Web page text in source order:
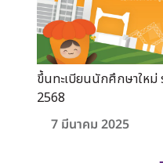
ขึ้นทะเบียนนักศึกษาให
2568
7 มีนาคม 2025